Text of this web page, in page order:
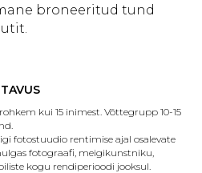
broneeritud tund
kui 15 inimest. Võttegrupp 10-15
fotostuudio rentimise ajal osalevate
fotograafi, meigikunstniku,
kogu rendiperioodi jooksul.